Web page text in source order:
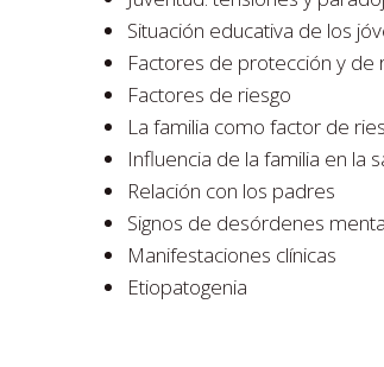
Situación educativa de los
Factores de protección y de
Factores de riesgo
La familia como factor de
Influencia de la familia en la
Relación con los padres
Signos de desórdenes
Manifestaciones clínicas
Etiopatogenia